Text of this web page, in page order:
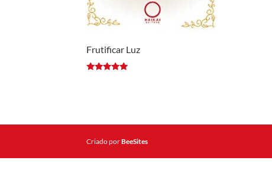
Frutificar Luz
Criado porBeeSites